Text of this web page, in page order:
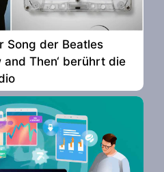
Song der Beatles
Then‘ berührt die